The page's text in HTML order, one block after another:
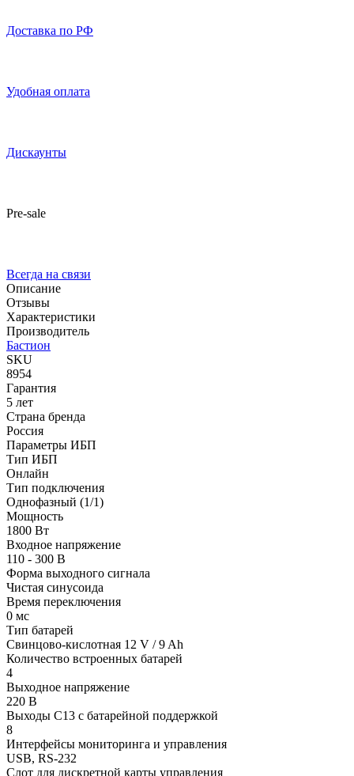
Доставка по РФ
Удобная оплата
Дискаунты
Pre-sale
Всегда на связи
Описание
Отзывы
Характеристики
Производитель
Бастион
SKU
8954
Гарантия
5 лет
Страна бренда
Россия
Параметры ИБП
Тип ИБП
Онлайн
Тип подключения
Однофазный (1/1)
Мощность
1800 Вт
Входное напряжение
110 - 300 В
Форма выходного сигнала
Чистая синусоида
Время переключения
0 мс
Тип батарей
Свинцово-кислотная 12 V / 9 Ah
Количество встроенных батарей
4
Выходное напряжение
220 В
Выходы C13 с батарейной поддержкой
8
Интерфейсы мониторинга и управления
USB, RS-232
Слот для дискретной карты управления